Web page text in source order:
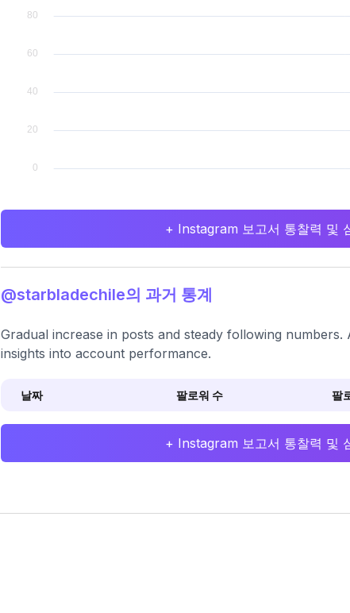
+ Instagram 보고서 통찰력 및
@starbladechile의 과거 통계
Gradual increase in posts and steady following
insights into account performance.
날짜 팔로워 수 팔
+ Instagram 보고서 통찰력 및